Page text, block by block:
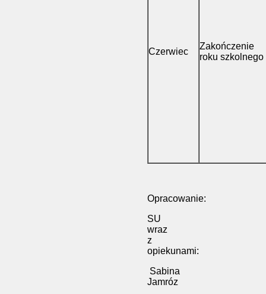
Czerwiec
Zakończenie
roku szkolnego
Opracowanie:
SU
wraz
z
opiekunami:
Sabina
Jamróz